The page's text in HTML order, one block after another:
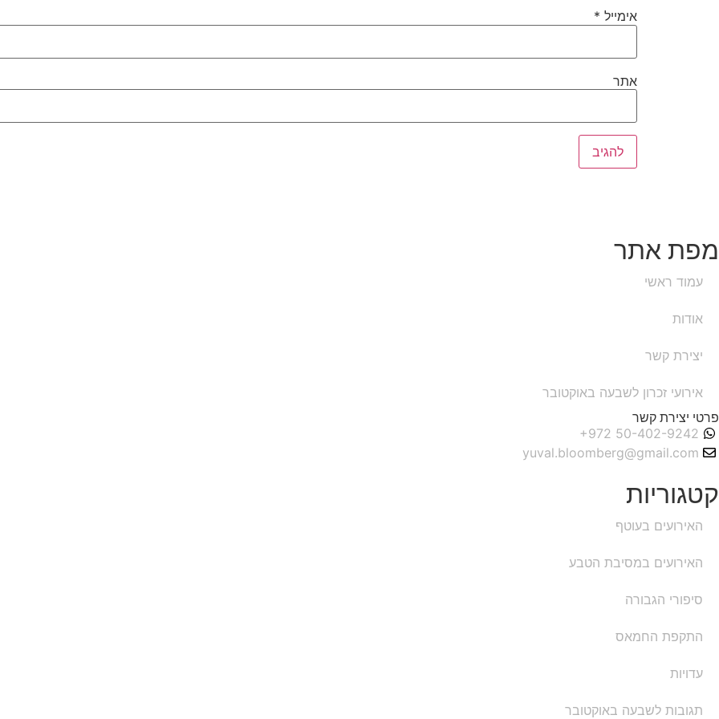
אימייל *
אתר
מפת אתר
עמוד ראשי
אודות
יצירת קשר
אירועי זכרון לשבעה באוקטובר
פרטי יצירת קשר
yuval.bloomberg@gmail.com
קטגוריות
האירועים בעוטף
האירועים במסיבת הטבע
סיפורי הגבורה
התקפת החמאס
עדויות
תגובות לשבעה באוקטובר